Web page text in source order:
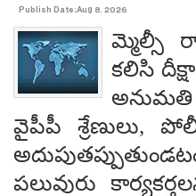
Publish Date:Aug 8, 2026
మ్మెల్సీ
కలిసి
అనుమతి
వైపీపీ శ్రేణులు,
పలువురు